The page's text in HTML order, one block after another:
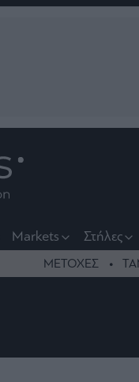
Markets Στήλες
ΜΕΤΟΧΕΣ